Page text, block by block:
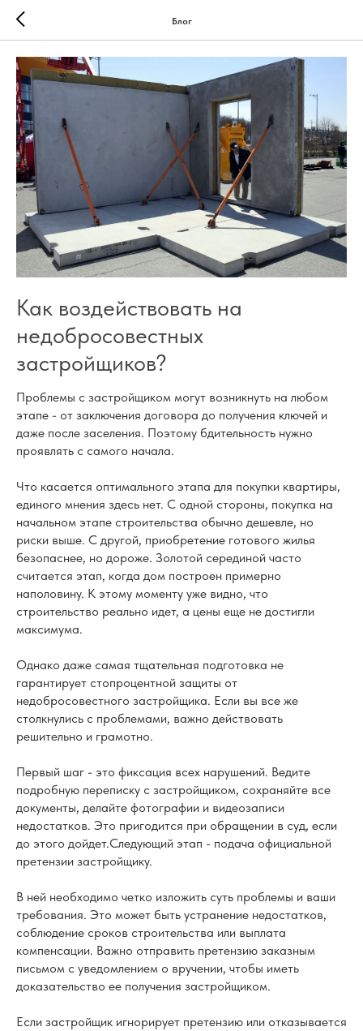
Блог
Как воздействовать на
недобросовестных
застройщиков?
Проблемы с застройщиком могут возникнуть на любом
этапе - от заключения договора до получения ключей и
даже после заселения. Поэтому бдительность нужно
проявлять с самого начала.
Что касается оптимального этапа для покупки квартиры,
единого мнения здесь нет. С одной стороны, покупка на
начальном этапе строительства обычно дешевле, но
риски выше. С другой, приобретение готового жилья
безопаснее, но дороже. Золотой серединой часто
считается этап, когда дом построен примерно
наполовину. К этому моменту уже видно, что
строительство реально идет, а цены еще не достигли
максимума.
Однако даже самая тщательная подготовка не
гарантирует стопроцентной защиты от
недобросовестного застройщика. Если вы все же
столкнулись с проблемами, важно действовать
решительно и грамотно.
Первый шаг - это фиксация всех нарушений. Ведите
подробную переписку с застройщиком, сохраняйте все
документы, делайте фотографии и видеозаписи
недостатков. Это пригодится при обращении в суд, если
до этого дойдет.Следующий этап - подача официальной
претензии застройщику.
В ней необходимо четко изложить суть проблемы и ваши
требования. Это может быть устранение недостатков,
соблюдение сроков строительства или выплата
компенсации. Важно отправить претензию заказным
письмом с уведомлением о вручении, чтобы иметь
доказательство ее получения застройщиком.
Если застройщик игнорирует претензию или отказывается